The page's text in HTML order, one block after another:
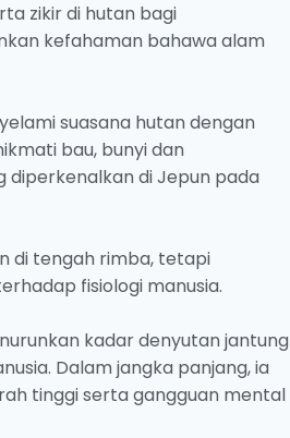
zikir di hutan bagi
kefahaman bahawa alam
suasana hutan dengan
bau, bunyi dan
diperkenalkan di Jepun pada
di tengah rimba, tetapi
fisiologi manusia.
kadar denyutan jantung
Dalam jangka panjang, ia
tinggi serta gangguan mental